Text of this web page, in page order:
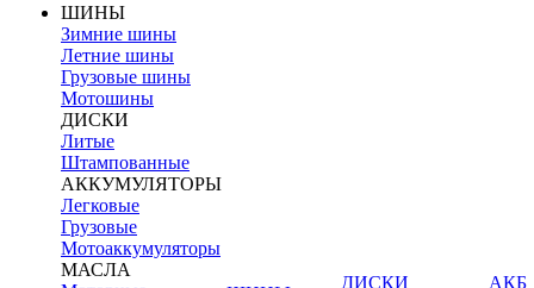
ШИНЫ
Зимние шины
Летние шины
Грузовые шины
Мотошины
ДИСКИ
Литые
Штампованные
АККУМУЛЯТОРЫ
Легковые
Грузовые
Мотоаккумуляторы
МАСЛА
ДИСКИ
АКБ